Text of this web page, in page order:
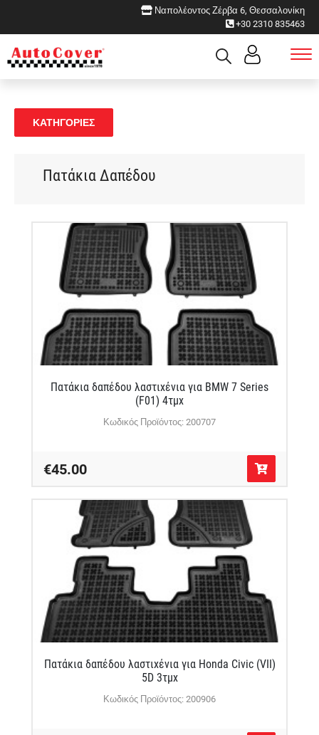
Ναπολέοντος Ζέρβα 6, Θεσσαλονίκη
+30 2310 835463
ΚΑΤΗΓΟΡΙΕΣ
Πατάκια Δαπέδου
Πατάκια δαπέδου λαστιχένια για BMW 7 Series
(F01) 4τμχ
Κωδικός Προϊόντος: 200707
€45.00
Πατάκια δαπέδου λαστιχένια για Honda Civic (VII)
5D 3τμχ
Κωδικός Προϊόντος: 200906